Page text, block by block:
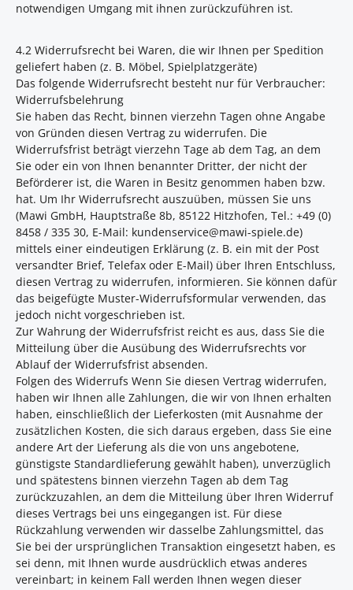
notwendigen Umgang mit ihnen zurückzuführen ist.
4.2 Widerrufsrecht bei Waren, die wir Ihnen per Spedition
geliefert haben (z. B. Möbel, Spielplatzgeräte)
Das folgende Widerrufsrecht besteht nur für Verbraucher:
Widerrufsbelehrung
Sie haben das Recht, binnen vierzehn Tagen ohne Angabe
von Gründen diesen Vertrag zu widerrufen. Die
Widerrufsfrist beträgt vierzehn Tage ab dem Tag, an dem
Sie oder ein von Ihnen benannter Dritter, der nicht der
Beförderer ist, die Waren in Besitz genommen haben bzw.
hat. Um Ihr Widerrufsrecht auszuüben, müssen Sie uns
(Mawi GmbH, Hauptstraße 8b, 85122 Hitzhofen, Tel.: +49 (0)
8458 / 335 30, E-Mail: kundenservice@mawi-spiele.de)
mittels einer eindeutigen Erklärung (z. B. ein mit der Post
versandter Brief, Telefax oder E-Mail) über Ihren Entschluss,
diesen Vertrag zu widerrufen, informieren. Sie können dafür
das beigefügte Muster-Widerrufsformular verwenden, das
jedoch nicht vorgeschrieben ist.
Zur Wahrung der Widerrufsfrist reicht es aus, dass Sie die
Mitteilung über die Ausübung des Widerrufsrechts vor
Ablauf der Widerrufsfrist absenden.
Folgen des Widerrufs Wenn Sie diesen Vertrag widerrufen,
haben wir Ihnen alle Zahlungen, die wir von Ihnen erhalten
haben, einschließlich der Lieferkosten (mit Ausnahme der
zusätzlichen Kosten, die sich daraus ergeben, dass Sie eine
andere Art der Lieferung als die von uns angebotene,
günstigste Standardlieferung gewählt haben), unverzüglich
und spätestens binnen vierzehn Tagen ab dem Tag
zurückzuzahlen, an dem die Mitteilung über Ihren Widerruf
dieses Vertrags bei uns eingegangen ist. Für diese
Rückzahlung verwenden wir dasselbe Zahlungsmittel, das
Sie bei der ursprünglichen Transaktion eingesetzt haben, es
sei denn, mit Ihnen wurde ausdrücklich etwas anderes
vereinbart; in keinem Fall werden Ihnen wegen dieser